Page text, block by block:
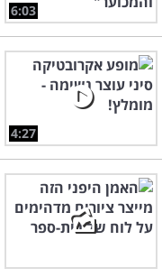
6:03
4:27